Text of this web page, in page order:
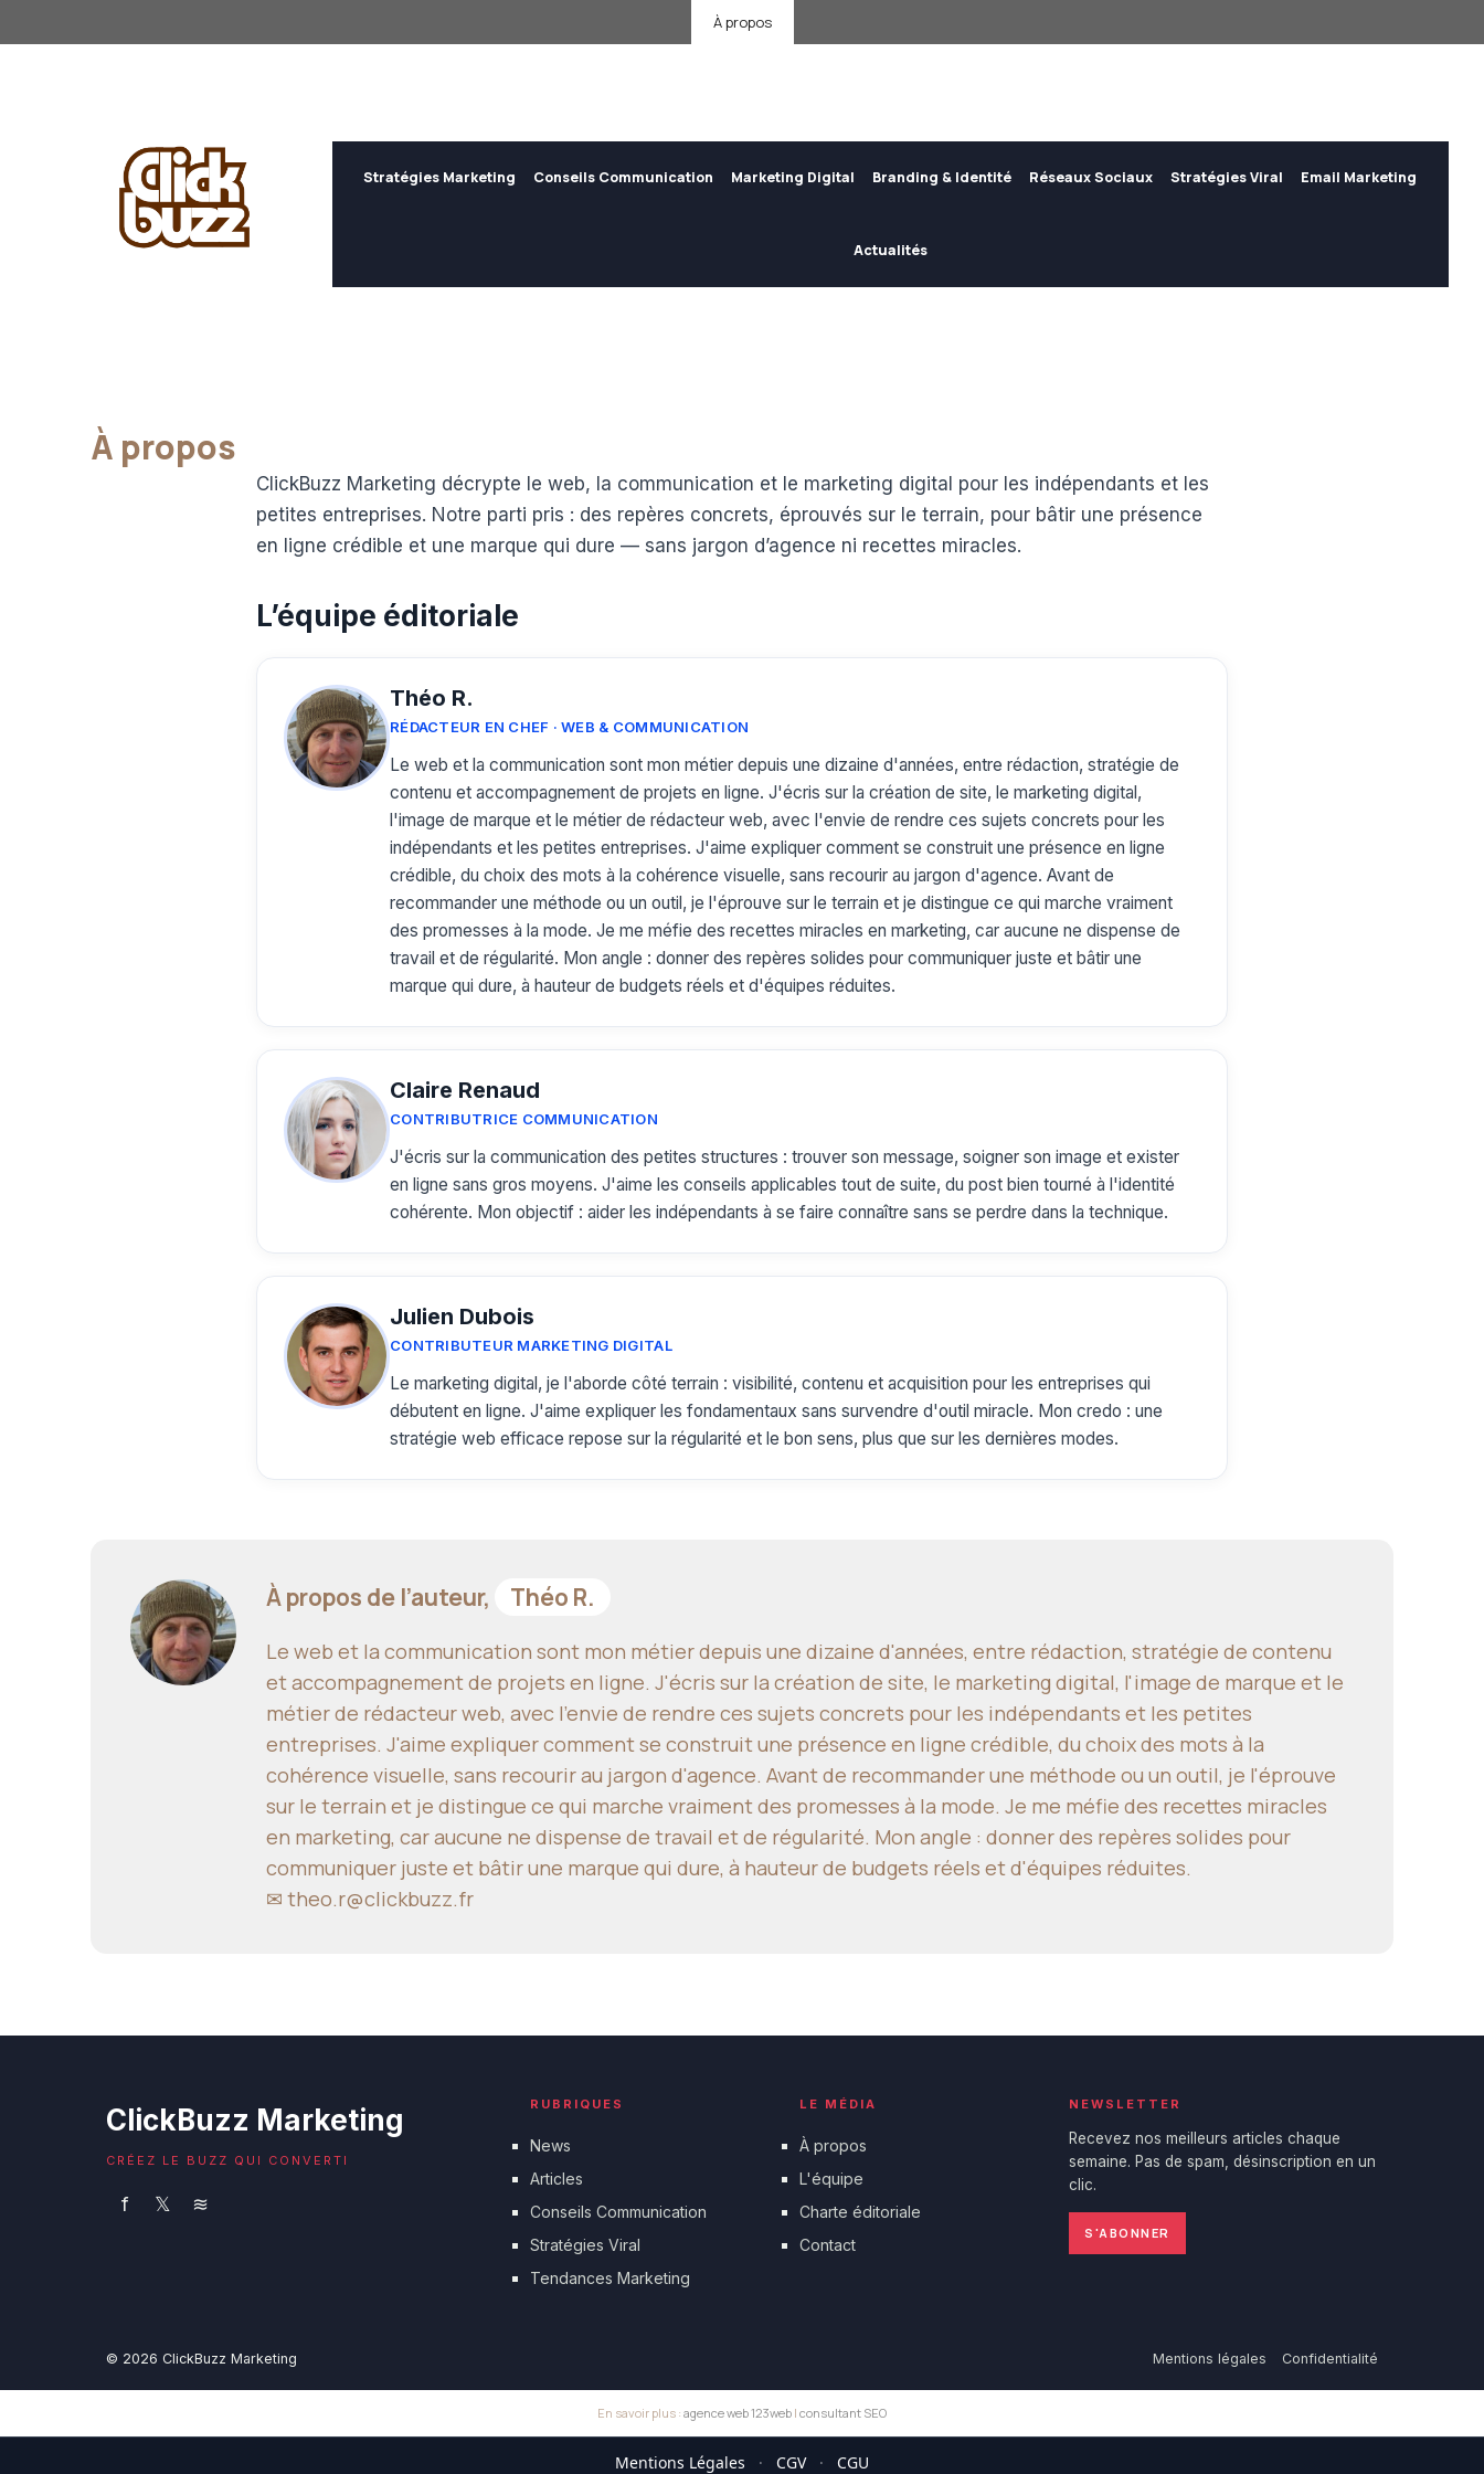
au
À propos
Stratégies Marketing Conseils Communication Marketing Digital Branding & Identité Réseaux Sociaux Stratégies Viral Email Marketing
Actualités
À propos
ClickBuzz Marketing décrypte le web, la communication et le marketing digital pour les indépendants et les
petites entreprises. Notre parti pris : des repères concrets, éprouvés sur le terrain, pour bâtir une présence
en ligne crédible et une marque qui dure — sans jargon d’agence ni recettes miracles.
L’équipe éditoriale
Théo R.
RÉDACTEUR EN CHEF · WEB & COMMUNICATION
Le web et la communication sont mon métier depuis une dizaine d'années, entre rédaction, stratégie de
contenu et accompagnement de projets en ligne. J'écris sur la création de site, le marketing digital,
l'image de marque et le métier de rédacteur web, avec l'envie de rendre ces sujets concrets pour les
indépendants et les petites entreprises. J'aime expliquer comment se construit une présence en ligne
crédible, du choix des mots à la cohérence visuelle, sans recourir au jargon d'agence. Avant de
recommander une méthode ou un outil, je l'éprouve sur le terrain et je distingue ce qui marche vraiment
des promesses à la mode. Je me méfie des recettes miracles en marketing, car aucune ne dispense de
travail et de régularité. Mon angle : donner des repères solides pour communiquer juste et bâtir une
marque qui dure, à hauteur de budgets réels et d'équipes réduites.
Claire Renaud
CONTRIBUTRICE COMMUNICATION
J'écris sur la communication des petites structures : trouver son message, soigner son image et exister
en ligne sans gros moyens. J'aime les conseils applicables tout de suite, du post bien tourné à l'identité
cohérente. Mon objectif : aider les indépendants à se faire connaître sans se perdre dans la technique.
Julien Dubois
CONTRIBUTEUR MARKETING DIGITAL
Le marketing digital, je l'aborde côté terrain : visibilité, contenu et acquisition pour les entreprises qui
débutent en ligne. J'aime expliquer les fondamentaux sans survendre d'outil miracle. Mon credo : une
stratégie web efficace repose sur la régularité et le bon sens, plus que sur les dernières modes.
À propos de l’auteur, Théo R.
Le web et la communication sont mon métier depuis une dizaine d'années, entre rédaction, stratégie de contenu
et accompagnement de projets en ligne. J'écris sur la création de site, le marketing digital, l'image de marque et le
métier de rédacteur web, avec l'envie de rendre ces sujets concrets pour les indépendants et les petites
entreprises. J'aime expliquer comment se construit une présence en ligne crédible, du choix des mots à la
cohérence visuelle, sans recourir au jargon d'agence. Avant de recommander une méthode ou un outil, je l'éprouve
sur le terrain et je distingue ce qui marche vraiment des promesses à la mode. Je me méfie des recettes miracles
en marketing, car aucune ne dispense de travail et de régularité. Mon angle : donner des repères solides pour
communiquer juste et bâtir une marque qui dure, à hauteur de budgets réels et d'équipes réduites.
✉ theo.r@clickbuzz.fr
ClickBuzz Marketing
CRÉEZ LE BUZZ QUI CONVERTI
f 𝕏 ≋
RUBRIQUES
News
Articles
Conseils Communication
Stratégies Viral
Tendances Marketing
LE MÉDIA
À propos
L'équipe
Charte éditoriale
Contact
NEWSLETTER
Recevez nos meilleurs articles chaque
semaine. Pas de spam, désinscription en un
clic.
S'ABONNER
© 2026 ClickBuzz Marketing Mentions légales Confidentialité
En savoir plus : agence web 123web | consultant SEO
Mentions Légales · CGV · CGU